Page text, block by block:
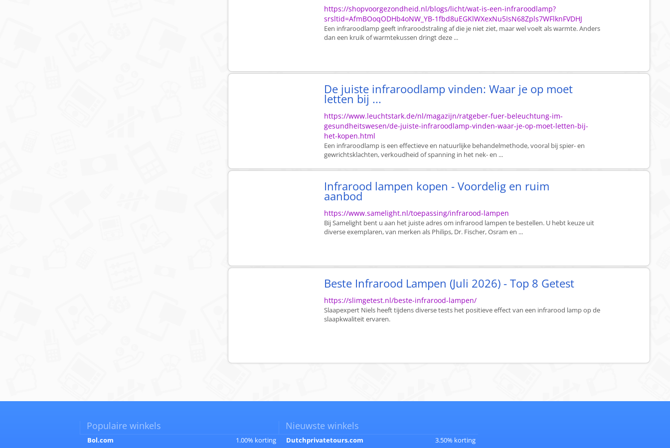
https://shopvoorgezondheid.nl/blogs/licht/wat-is-een-infraroodlamp?
srsltid=AfmBOoqODHb4oNW_YB-1fbd8uEGKlWXexNu5IsN68Zpls7WFlknFVDHJ
Een infraroodlamp geeft infraroodstraling af die je niet ziet, maar wel voelt als warmte. Anders
dan een kruik of warmtekussen dringt deze ...
De juiste infraroodlamp vinden: Waar je op moet
letten bij ...
https://www.leuchtstark.de/nl/magazijn/ratgeber-fuer-beleuchtung-im-
gesundheitswesen/de-juiste-infraroodlamp-vinden-waar-je-op-moet-letten-bij-
het-kopen.html
Een infraroodlamp is een effectieve en natuurlijke behandelmethode, vooral bij spier- en
gewrichtsklachten, verkoudheid of spanning in het nek- en ...
Infrarood lampen kopen - Voordelig en ruim
aanbod
https://www.samelight.nl/toepassing/infrarood-lampen
Bij Samelight bent u aan het juiste adres om infrarood lampen te bestellen. U hebt keuze uit
diverse exemplaren, van merken als Philips, Dr. Fischer, Osram en ...
Beste Infrarood Lampen (Juli 2026) - Top 8 Getest
https://slimgetest.nl/beste-infrarood-lampen/
Slaapexpert Niels heeft tijdens diverse tests het positieve effect van een infrarood lamp op de
slaapkwaliteit ervaren.
Populaire winkels
Bol.com
1.00% korting
Nieuwste winkels
Dutchprivatetours.com
3.50% korting